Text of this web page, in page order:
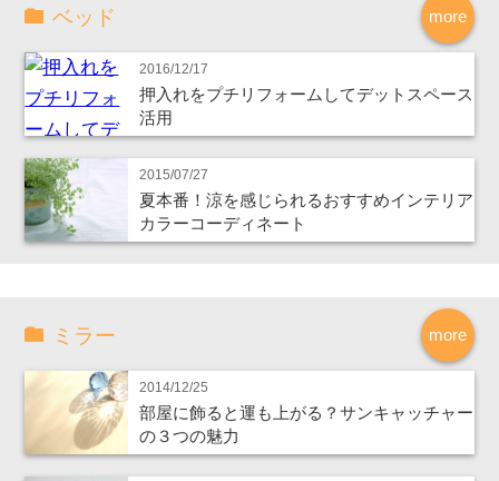
more
ベッド
2016/12/17
押入れをプチリフォームしてデットスペース
活用
2015/07/27
夏本番！涼を感じられるおすすめインテリア
カラーコーディネート
more
ミラー
2014/12/25
部屋に飾ると運も上がる？サンキャッチャー
の３つの魅力